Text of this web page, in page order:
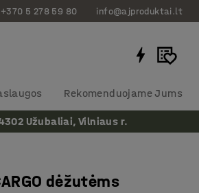
+370 5 278 59 80 info@ajproduktai.lt
Rekomenduojame Jums
Užubaliai, Vilniaus r.
dėžutėms